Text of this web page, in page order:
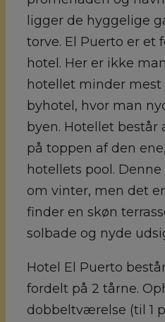
ligger de hyggelige
torve. El Puerto er et
hotel. Her er ikke
hotellet minder
byhotel, hvor man
byen. Hotellet består
på toppen af den
hotellets pool.
om vinter, men det
finder en skøn
solbade og nyde
Hotel El Puerto
fordelt på 2 tårne.
dobbeltværelse (til 1